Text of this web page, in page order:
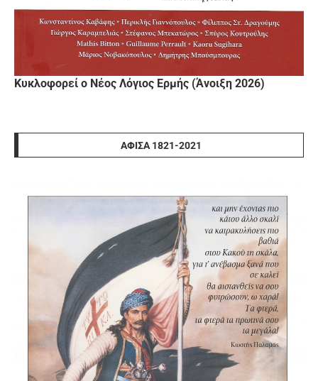
Κυκλοφορεί ο Νέος Λόγιος Ερμής (Άνοιξη 2026)
ΑΦΊΣΑ 1821-2021